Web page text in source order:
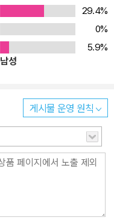
29.4%
0%
5.9%
남성
게시물 운영 원칙